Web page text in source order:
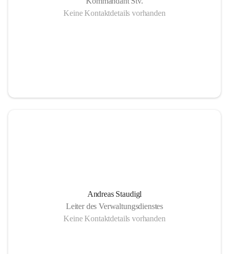
Keine Kontaktdetails vorhanden
Andreas Staudigl
Leiter des Verwaltungsdienstes
Keine Kontaktdetails vorhanden